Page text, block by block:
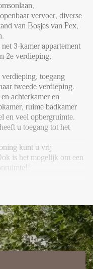
vervoer, diverse
van Bosjes van Pex,
3-kamer appartement
2e verdieping,
verdieping, toegang
tweede verdieping.
achterkamer en
ruime badkamer
en veel opbergruimte.
u toegang tot het
kunt u vrij
is het mogelijk om een
conform NEN 2580;
erfpachtgrond;